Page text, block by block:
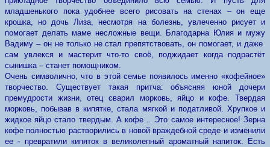
младшенького пока удобнее всего рисовать на стенах – он еще
крошка, но дочь Лиза, несмотря на болезнь, увлеченно рисует и
помогает делать маме несложные вещи. Благодарна Юлия и мужу
Вадиму – он не только не стал препятствовать, он помогает, и даже
сам увлекся и мастерит что-то своё, поджидает когда подрастёт
сынишка – станет помощником.
Очень символично, что в этой семье появилось именно «кофейное»
творчество. Существует такая притча: объясняя юной дочери
премудрости жизни, отец сварил морковь, яйцо и кофе. Твердая
морковь, побывав в кипятке, стала мягкой и податливой. Хрупкое и
жидкое яйцо стало твердым. А кофе… Это самое интересное! Зерна
кофе полностью растворились в новой враждебной среде и изменили
ее - превратили кипяток в великолепный ароматный напиток. Есть